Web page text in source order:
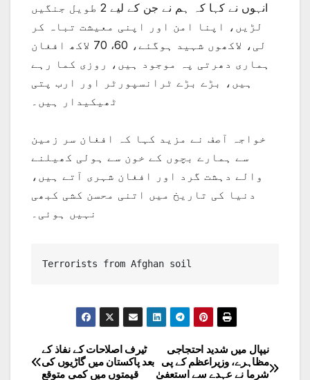
انہوں نے کہا کہ ہم نے جن کے لیے 2 طویل جنگیں
لڑیں، اپنا امن اور اپنی معیشت تباہ کر
لی، لاکھوں شہید ہوگئے، 60، 70 لاکھ افغان
ہماری دھرتی پہ موجود ہیں، روزی کما رہے
ہیں، بڑے بڑے ٹرانسپورٹر اور ارب پتی
ٹھیکیدار ہیں۔
خواجہ آصف نے مزید کہا کہ افغان سر زمین
سے ہمارے بچوں کے خون سے ہولی کھیلنے
والے دہشت گرد اور افغان شہری آتے ہیں،
دنیا کی تاریخ ميں اتنی محسن کشی کبھی
نہیں ہوئی۔
Terrorists from Afghan soil
Post
نیپال میں شدید احتجاجی
مظاہرے، وزیراعظم کے پی
شرما نے عہدے سے استعفیٰ
ٹیرف اصلاحات کے نفاذ کے
بعد پاکستان میں گاڑیوں کی
قیمتوں میں کمی متوقع